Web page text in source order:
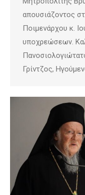
απουσιάζοντος
Ποιμενάρχου κ.
υποχρεώσεων.
Γρίντζος,